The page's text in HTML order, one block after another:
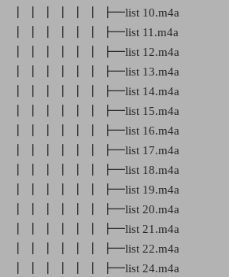
┃ ┃ ┃ ┃ ┃ ┃ ┣━list 10.m4a
┃ ┃ ┃ ┃ ┃ ┃ ┣━list 11.m4a
┃ ┃ ┃ ┃ ┃ ┃ ┣━list 12.m4a
┃ ┃ ┃ ┃ ┃ ┃ ┣━list 13.m4a
┃ ┃ ┃ ┃ ┃ ┃ ┣━list 14.m4a
┃ ┃ ┃ ┃ ┃ ┃ ┣━list 15.m4a
┃ ┃ ┃ ┃ ┃ ┃ ┣━list 16.m4a
┃ ┃ ┃ ┃ ┃ ┃ ┣━list 17.m4a
┃ ┃ ┃ ┃ ┃ ┃ ┣━list 18.m4a
┃ ┃ ┃ ┃ ┃ ┃ ┣━list 19.m4a
┃ ┃ ┃ ┃ ┃ ┃ ┣━list 20.m4a
┃ ┃ ┃ ┃ ┃ ┃ ┣━list 21.m4a
┃ ┃ ┃ ┃ ┃ ┃ ┣━list 22.m4a
┃ ┃ ┃ ┃ ┃ ┃ ┣━list 24.m4a